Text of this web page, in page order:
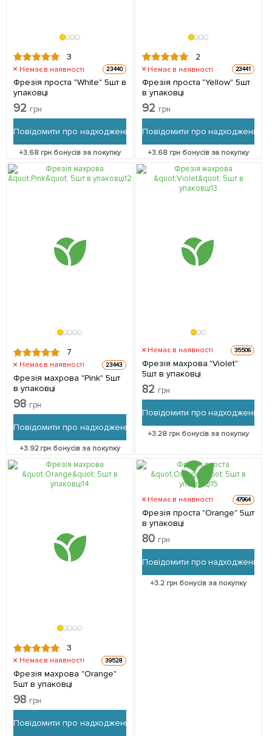
3
Немає в наявності 23440
Фрезія проста "White" 5шт в
упаковці
92 грн
Повідомити про надходження
+3.68 грн бонусів за покупку
2
Немає в наявності 23441
Фрезія проста "Yellow" 5шт
в упаковці
92 грн
Повідомити про надходження
+3.68грн бонусів за покупку
7
Немає в наявності 23443
Фрезія махрова "Pink" 5шт
в упаковці
98 грн
Повідомити про надходження
+3.92грн бонусів за покупку
Немає в наявності 35506
Фрезія махрова "Violet"
5шт в упаковці
82 грн
Повідомити про надходження
+3.28 грн бонусів за покупку
3
Немає в наявності 39528
Фрезія махрова "Orange"
5шт в упаковці
98 грн
Повідомити про надходження
Немає в наявності 47964
Фрезія проста "Orange" 5шт
в упаковці
80 грн
Повідомити про надходження
+3.2 грн бонусів за покупку